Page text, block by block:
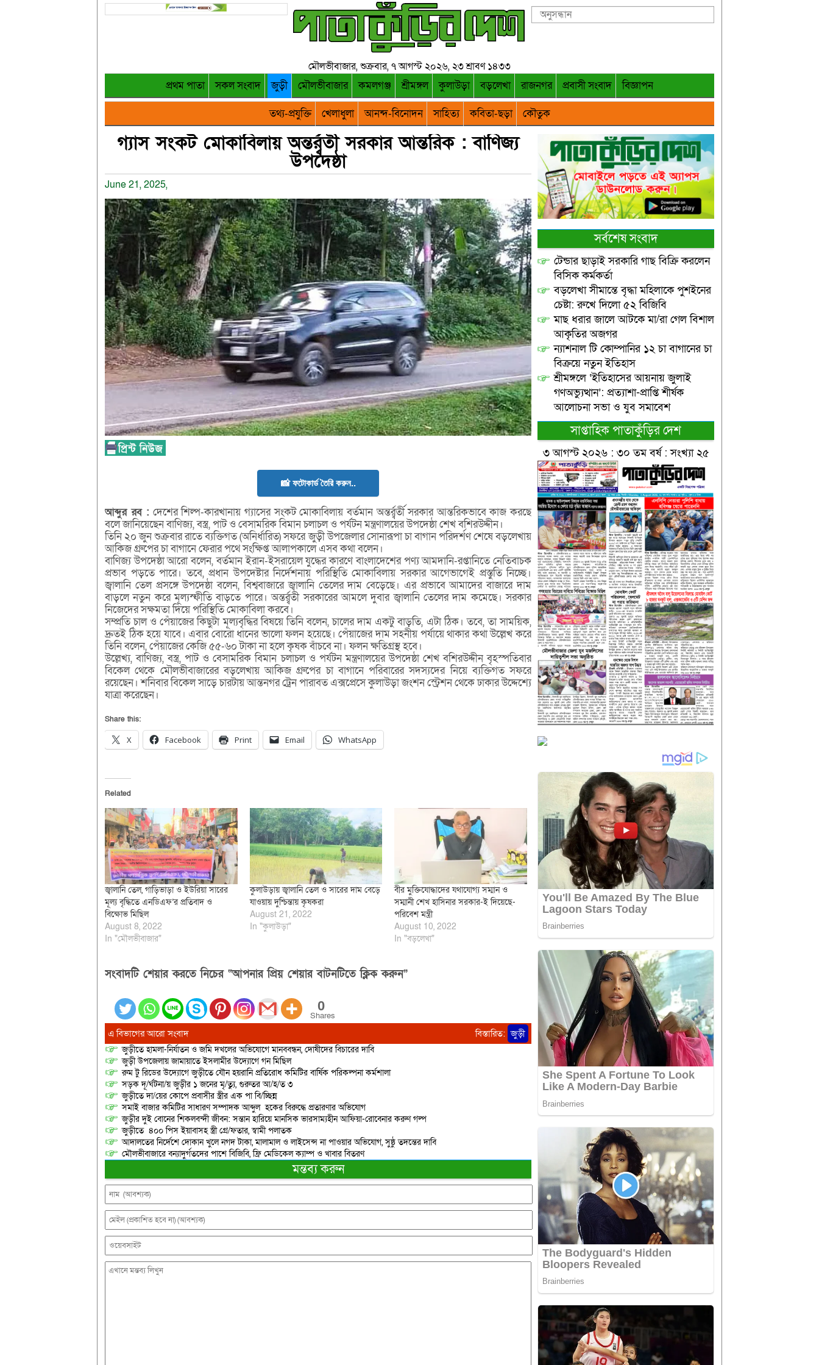
মৌলভীবাজার, শুক্রবার, ৭ আগস্ট ২০২৬, ২৩ শ্রাবণ ১৪৩৩
প্রথম পাতা সকল সংবাদ জুড়ী মৌলভীবাজার কমলগঞ্জ শ্রীমঙ্গল কুলাউড়া বড়লেখা রাজনগর প্রবাসী সংবাদ
বিজ্ঞাপন
তথ্য-প্রযুক্তি
খেলাধুলা আনন্দ-বিনোদন সাহিত্য কবিতা-ছড়া কৌতুক
গ্যাস সংকট মোকাবিলায় অন্তর্র্বর্তী সরকার আন্তরিক : বাণিজ্য
উপদেষ্ঠা
June 21, 2025,
📸 ফটোকার্ড তৈরি করুন..
আব্দুর রব : দেশের শিল্প-কারখানায় গ্যাসের সংকট মোকাবিলায় বর্তমান অন্তর্র্বর্তী সরকার আন্তরিকভাবে কাজ করছে
বলে জানিয়েছেন বাণিজ্য, বস্ত্র, পাট ও বেসামরিক বিমান চলাচল ও পর্যটন মন্ত্রণালয়ের উপদেষ্ঠা শেখ বশিরউদ্দীন।
তিনি ২০ জুন শুক্রবার রাতে ব্যক্তিগত (অনির্ধারিত) সফরে জুড়ী উপজেলার সোনারূপা চা বাগান পরিদর্শণ শেষে বড়লেখায়
আকিজ গ্রুপের চা বাগানে ফেরার পথে সংক্ষিপ্ত আলাপকালে এসব কথা বলেন।
বাণিজ্য উপদেষ্ঠা আরো বলেন, বর্তমান ইরান-ইসরায়েল যুদ্ধের কারণে বাংলাদেশের পণ্য আমদানি-রপ্তানিতে নেতিবাচক
প্রভাব পড়তে পারে। তবে, প্রধান উপদেষ্টার নির্দেশনায় পরিস্থিতি মোকাবিলায় সরকার আগেভাগেই প্রস্তুতি নিচ্ছে।
জ্বালানি তেল প্রসঙ্গে উপদেষ্ঠা বলেন, বিশ্ববাজারে জ্বালানি তেলের দাম বেড়েছে। এর প্রভাবে আমাদের বাজারে দাম
বাড়লে নতুন করে মূল্যস্ফীতি বাড়তে পারে। অন্তর্র্বতী সরকারের আমলে দুবার জ্বালানি তেলের দাম কমেছে। সরকার
নিজেদের সক্ষমতা দিয়ে পরিস্থিতি মোকাবিলা করবে।
সম্প্রতি চাল ও পেঁয়াজের কিছুটা মূল্যবৃদ্ধির বিষয়ে তিনি বলেন, চালের দাম একটু বাড়তি, এটা ঠিক। তবে, তা সাময়িক,
দ্রুতই ঠিক হয়ে যাবে। এবার বোরো ধানের ভালো ফলন হয়েছে। পেঁয়াজের দাম সহনীয় পর্যায়ে থাকার কথা উল্লেখ করে
তিনি বলেন, পেঁয়াজের কেজি ৫৫-৬০ টাকা না হলে কৃষক বাঁচবে না। ফলন ক্ষতিগ্রস্থ হবে।
উল্লেখ্য, বাণিজ্য, বস্ত্র, পাট ও বেসামরিক বিমান চলাচল ও পর্যটন মন্ত্রণালয়ের উপদেষ্ঠা শেখ বশিরউদ্দীন বৃহস্পতিবার
বিকেল থেকে মৌলভীবাজারের বড়লেখায় আকিজ গ্রুপের চা বাগানে পরিবারের সদস্যদের নিয়ে ব্যক্তিগত সফরে
রয়েছেন। শনিবার বিকেল সাড়ে চারটায় আন্তনগর ট্রেন পারাবত এক্সপ্রেসে কুলাউড়া জংশন স্ট্রেশন থেকে ঢাকার উদ্দেশ্যে
যাত্রা করেছেন।
Share this:
X Facebook Print Email WhatsApp
Related
জ্বালানি তেল, গাড়িভাড়া ও ইউরিয়া সারের
মূল্য বৃদ্ধিতে এনডিএফ’র প্রতিবাদ ও
বিক্ষোভ মিছিল
August 8, 2022
In "মৌলভীবাজার"
কুলাউড়ায় জ্বালানি তেল ও সারের দাম বেড়ে
যাওয়ায় দুশ্চিন্তায় কৃষকরা
August 21, 2022
In "কুলাউড়া"
বীর মুক্তিযোদ্ধাদের যথাযোগ্য সম্মান ও
সম্মানী শেখ হাসিনার সরকার-ই দিয়েছে-
পরিবেশ মন্ত্রী
August 10, 2022
In "বড়লেখা"
সংবাদটি শেয়ার করতে নিচের “আপনার প্রিয় শেয়ার বাটনটিতে ক্লিক করুন”
0
Shares
এ বিভাগের আরো সংবাদ বিস্তারিত: জুড়ী
জুড়ীতে হামলা-নির্যাতন ও জমি দখলের অভিযোগে মানববন্ধন, দোষীদের বিচারের দাবি
জুড়ী উপজেলায় জামায়াতে ইসলামীর উদ্যোগে গন মিছিল
রুম টু রিডের উদ্যোগে জুড়ীতে যৌন হয়রানি প্রতিরোধ কমিটির বার্ষিক পরিকল্পনা কর্মশালা
সড়ক দূ/র্ঘটনা/য় জুড়ীর ১ জনের মৃ/ত্যু, গুরুতর আ/হ/ত ৩
জুড়ীতে দা/য়ের কোপে প্রবাসীর স্ত্রীর এক পা বি/চ্ছিন্ন
সমাই বাজার কমিটির সাধারণ সম্পাদক আব্দুল হকের বিরুদ্ধে প্রতারণার অভিযোগ
জুড়ীর দুই বোনের শিকলবন্দী জীবন: সন্তান হারিয়ে মানসিক ভারসাম্যহীন আফিয়া-রোবেনার করুণ গল্প
জুড়ীতে ৪০০ পিস ইয়াবাসহ স্ত্রী গ্রে/ফতার, স্বামী পলাতক
আদালতের নির্দেশে দোকান খুলে নগদ টাকা, মালামাল ও লাইসেন্স না পাওয়ার অভিযোগ, সুষ্ঠু তদন্তের দাবি
মৌলভীবাজারে বন্যাদুর্গতদের পাশে বিজিবি, ফ্রি মেডিকেল ক্যাম্প ও খাবার বিতরণ
মন্তব্য করুন
সর্বশেষ সংবাদ
টেন্ডার ছাড়াই সরকারি গাছ বিক্রি করলেন
বিসিক কর্মকর্তা
বড়লেখা সীমান্তে বৃদ্ধা মহিলাকে পুশইনের
চেষ্টা: রুখে দিলো ৫২ বিজিবি
মাছ ধরার জালে আটকে মা/রা গেল বিশাল
আকৃতির অজগর
ন্যাশনাল টি কোম্পানির ১২ চা বাগানের চা
বিক্রয়ে নতুন ইতিহাস
শ্রীমঙ্গলে ‘ইতিহাসের আয়নায় জুলাই
গণঅভ্যুত্থান’: প্রত্যাশা-প্রাপ্তি শীর্ষক
আলোচনা সভা ও যুব সমাবেশ
সাপ্তাহিক পাতাকুঁড়ির দেশ
৩ আগস্ট ২০২৬ : ৩০ তম বর্ষ : সংখ্যা ২৫